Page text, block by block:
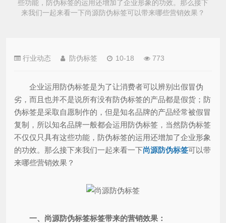
些功能，防伪标签的运用还增加了企业形象的功效。那么接下
来我们一起来看一下尚源防伪标签可以带来哪些营销效果？
行业动态 防伪标签 10-18 773
企业运用防伪标签是为了让消费者可以辨别出假冒伪
劣，而且也并不是说所有没有防伪标签的产品都是假货；防
伪标签是采取自愿制作的，但是知名品牌的产品经常被假冒
复制，所以知名品牌一般都会运用防伪标签，当然防伪标签
不仅仅只具有这些功能，防伪标签的运用还增加了企业形象
的功效。那么接下来我们一起来看一下尚源防伪标签可以带
来哪些营销效果？
一、尚源防伪标签标签带来的营销效果：